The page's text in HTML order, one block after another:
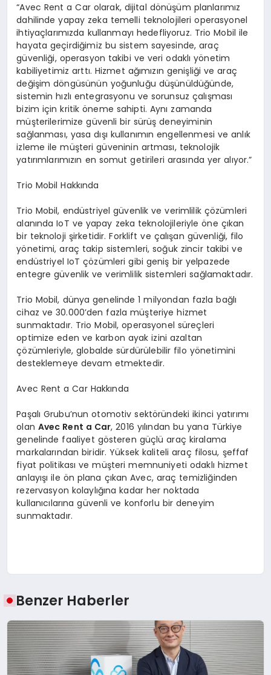
“Avec Rent a Car olarak, dijital dönüşüm planlarımız
dahilinde yapay zeka temelli teknolojileri operasyonel
ihtiyaçlarımızda kullanmayı hedefliyoruz. Trio Mobil ile
hayata geçirdiğimiz bu sistem sayesinde, araç
güvenliği, operasyon takibi ve veri odaklı yönetim
kabiliyetimiz arttı. Hizmet ağımızın genişliği ve araç
değişim döngüsünün yoğunluğu düşünüldüğünde,
sistemin hızlı entegrasyonu ve sorunsuz çalışması
bizim için kritik öneme sahipti. Aynı zamanda
müşterilerimize güvenli bir sürüş deneyiminin
sağlanması, yasa dışı kullanımın engellenmesi ve anlık
izleme ile müşteri güveninin artması, teknolojik
yatırımlarımızın en somut getirileri arasında yer alıyor.”
Trio Mobil Hakkında
Trio Mobil, endüstriyel güvenlik ve verimlilik çözümleri
alanında IoT ve yapay zeka teknolojileriyle öne çıkan
bir teknoloji şirketidir. Forklift ve çalışan güvenliği, filo
yönetimi, araç takip sistemleri, soğuk zincir takibi ve
endüstriyel IoT çözümleri gibi geniş bir yelpazede
entegre güvenlik ve verimlilik sistemleri sağlamaktadır.
Trio Mobil, dünya genelinde 1 milyondan fazla bağlı
cihaz ve 30.000’den fazla müşteriye hizmet
sunmaktadır. Trio Mobil, operasyonel süreçleri
optimize eden ve karbon ayak izini azaltan
çözümleriyle, globalde sürdürülebilir filo yönetimini
desteklemeye devam etmektedir.
Avec Rent a Car Hakkında
Paşalı Grubu’nun otomotiv sektöründeki ikinci yatırımı
olan Avec Rent a Car, 2016 yılından bu yana Türkiye
genelinde faaliyet gösteren güçlü araç kiralama
markalarından biridir. Yüksek kaliteli araç filosu, şeffaf
fiyat politikası ve müşteri memnuniyeti odaklı hizmet
anlayışı ile ön plana çıkan Avec, araç temizliğinden
rezervasyon kolaylığına kadar her noktada
kullanıcılarına güvenli ve konforlu bir deneyim
sunmaktadır.
Benzer Haberler